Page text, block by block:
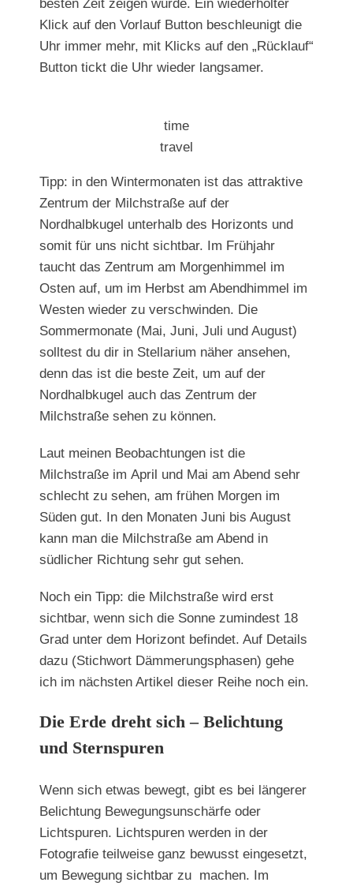
besten Zeit zeigen würde. Ein wiederholter
Klick auf den Vorlauf Button beschleunigt die
Uhr immer mehr, mit Klicks auf den „Rücklauf“
Button tickt die Uhr wieder langsamer.
time
travel
Tipp: in den Wintermonaten ist das attraktive
Zentrum der Milchstraße auf der
Nordhalbkugel unterhalb des Horizonts und
somit für uns nicht sichtbar. Im Frühjahr
taucht das Zentrum am Morgenhimmel im
Osten auf, um im Herbst am Abendhimmel im
Westen wieder zu verschwinden. Die
Sommermonate (Mai, Juni, Juli und August)
solltest du dir in Stellarium näher ansehen,
denn das ist die beste Zeit, um auf der
Nordhalbkugel auch das Zentrum der
Milchstraße sehen zu können.
Laut meinen Beobachtungen ist die
Milchstraße im April und Mai am Abend sehr
schlecht zu sehen, am frühen Morgen im
Süden gut. In den Monaten Juni bis August
kann man die Milchstraße am Abend in
südlicher Richtung sehr gut sehen.
Noch ein Tipp: die Milchstraße wird erst
sichtbar, wenn sich die Sonne zumindest 18
Grad unter dem Horizont befindet. Auf Details
dazu (Stichwort Dämmerungsphasen) gehe
ich im nächsten Artikel dieser Reihe noch ein.
Die Erde dreht sich – Belichtung
und Sternspuren
Wenn sich etwas bewegt, gibt es bei längerer
Belichtung Bewegungsunschärfe oder
Lichtspuren. Lichtspuren werden in der
Fotografie teilweise ganz bewusst eingesetzt,
um Bewegung sichtbar zu machen. Im